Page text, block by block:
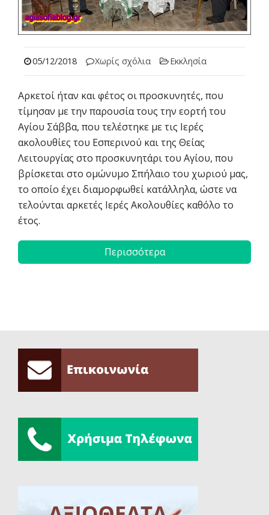
05/12/2018 Χωρίς σχόλια Εκκλησία
Αρκετοί ήταν και φέτος οι προσκυνητές, που
τίμησαν με την παρουσία τους την εορτή του
Αγίου Σάββα, που τελέστηκε με τις Ιερές
ακολουθίες του Εσπερινού και της Θείας
Λειτουργίας στο προσκυνητάρι του Αγίου, που
βρίσκεται στο ομώνυμο Σπήλαιο του χωριού μας,
το οποίο έχει διαμορφωθεί κατάλληλα, ώστε να
τελούνται αρκετές Ιερές Ακολουθίες καθόλο το
έτος.
Περισσότερα